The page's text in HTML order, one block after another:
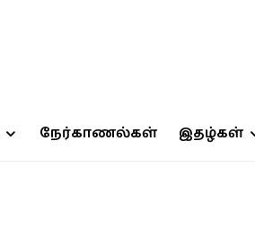
நேர்காணல்கள் இதழ்கள்